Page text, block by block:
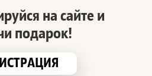
на сайте и
подарок!